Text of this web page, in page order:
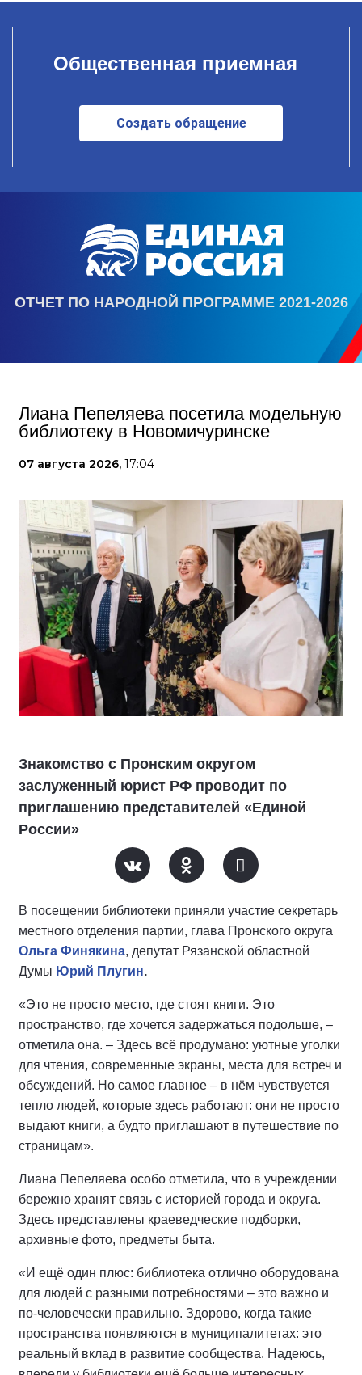
Общественная приемная
Создать обращение
ОТЧЕТ ПО НАРОДНОЙ ПРОГРАММЕ 2021-2026
Лиана Пепеляева посетила модельную
библиотеку в Новомичуринске
07 августа 2026, 17:04
Знакомство с Пронским округом
заслуженный юрист РФ проводит по
приглашению представителей «Единой
России»
В посещении библиотеки приняли участие секретарь
местного отделения партии, глава Пронского округа
Ольга Финякина, депутат Рязанской областной
Думы Юрий Плугин.
«Это не просто место, где стоят книги. Это
пространство, где хочется задержаться подольше, –
отметила она. – Здесь всё продумано: уютные уголки
для чтения, современные экраны, места для встреч и
обсуждений. Но самое главное – в нём чувствуется
тепло людей, которые здесь работают: они не просто
выдают книги, а будто приглашают в путешествие по
страницам».
Лиана Пепеляева особо отметила, что в учреждении
бережно хранят связь с историей города и округа.
Здесь представлены краеведческие подборки,
архивные фото, предметы быта.
«И ещё один плюс: библиотека отлично оборудована
для людей с разными потребностями – это важно и
по-человечески правильно. Здорово, когда такие
пространства появляются в муниципалитетах: это
реальный вклад в развитие сообщества. Надеюсь,